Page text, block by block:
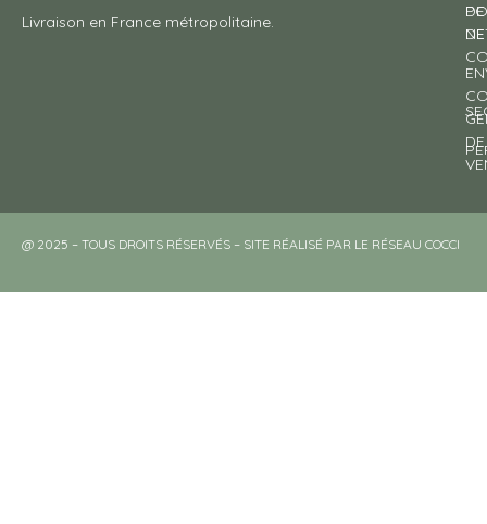
Livraison en France métropolitaine.
DE
DE
DE
@ 2025 – TOUS DROITS RÉSERVÉS – SITE RÉALISÉ PAR LE RÉSEAU COCCI